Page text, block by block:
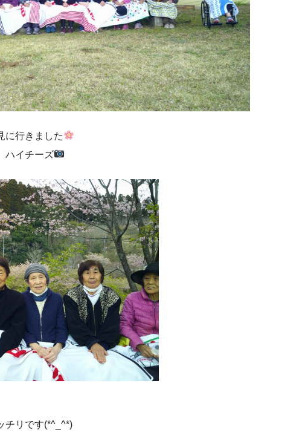
行きました
イチーズ
です(*^_^*)